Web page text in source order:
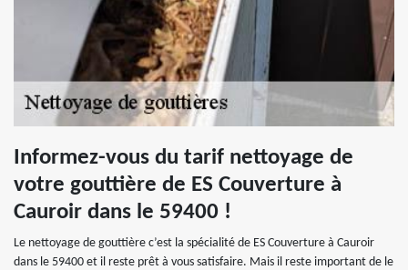
Informez-vous du tarif nettoyage de
votre gouttière de ES Couverture à
Cauroir dans le 59400 !
Le nettoyage de gouttière c’est la spécialité de ES Couverture à Cauroir
dans le 59400 et il reste prêt à vous satisfaire. Mais il reste important de le